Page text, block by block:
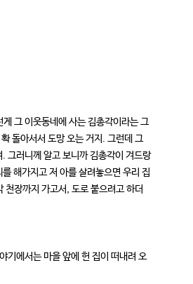
그 이웃동네에 사는 김총각이라는 그
돌아서서 도망 오는 거지. 그런데 그
그러니께 알고 보니까 김총각이 겨드랑
해가지고 저 아를 살려놓으면 우리 집
장까지 가고서, 도로 붙으려고 하더
기에서는 마을 앞에 헌 집이 떠내려 오